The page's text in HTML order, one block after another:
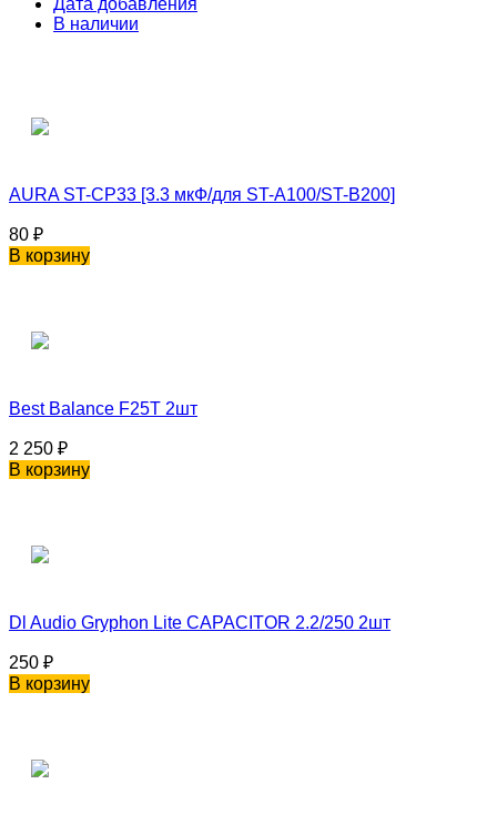
В наличии
AURA ST-CP33 [3.3 мкФ/для ST-A100/ST-B200]
80 ₽
В корзину
Best Balance F25T 2шт
2 250 ₽
В корзину
Dl Audio Gryphon Lite CAPACITOR 2.2/250 2шт
250 ₽
В корзину